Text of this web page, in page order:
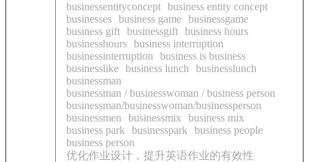
businessentityconcept business entity concept
businesses business game businessgame
business gift businessgift business hours
businesshours business interruption
businessinterruption
business is business
businesslike business lunch
businesslunch
businessman
businessman / businesswoman / business person
businessman/businesswoman/businessperson
businessmen
businessmix
business mix
business park
businesspark
business people
business person
优化作业设计，提升英语作业的有效性